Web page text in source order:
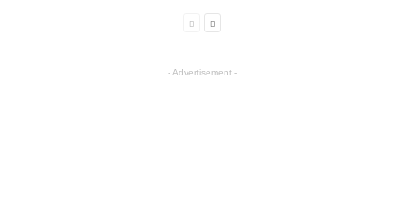
- Advertisement -